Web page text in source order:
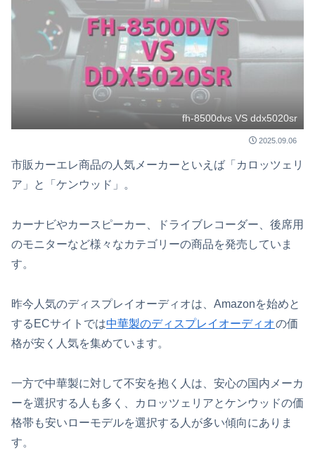
fh-8500dvs VS ddx5020sr
2025.09.06
市販カーエレ商品の人気メーカーといえば「カロッツェリ
ア」と「ケンウッド」。
カーナビやカースピーカー、ドライブレコーダー、後席用
のモニターなど様々なカテゴリーの商品を発売していま
す。
昨今人気のディスプレイオーディオは、Amazonを始めと
するECサイトでは中華製のディスプレイオーディオの価
格が安く人気を集めています。
一方で中華製に対して不安を抱く人は、安心の国内メーカ
ーを選択する人も多く、カロッツェリアとケンウッドの価
格帯も安いローモデルを選択する人が多い傾向にありま
す。